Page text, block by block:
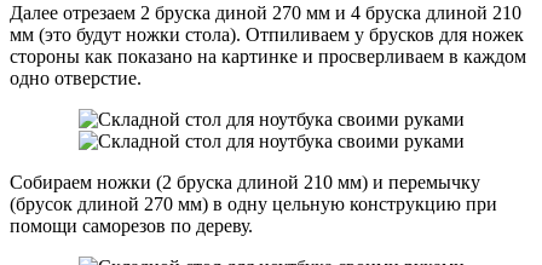
Далее отрезаем 2 бруска диной 270 мм и 4 бруска длиной 210
мм (это будут ножки стола). Отпиливаем у брусков для ножек
стороны как показано на картинке и просверливаем в каждом
одно отверстие.
Собираем ножки (2 бруска длиной 210 мм) и перемычку
(брусок длиной 270 мм) в одну цельную конструкцию при
помощи саморезов по дереву.